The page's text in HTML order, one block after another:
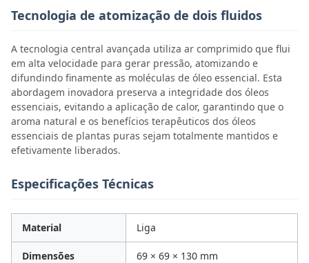
Tecnologia de atomização de dois fluidos
A tecnologia central avançada utiliza ar comprimido que flui
em alta velocidade para gerar pressão, atomizando e
difundindo finamente as moléculas de óleo essencial. Esta
abordagem inovadora preserva a integridade dos óleos
essenciais, evitando a aplicação de calor, garantindo que o
aroma natural e os benefícios terapêuticos dos óleos
essenciais de plantas puras sejam totalmente mantidos e
efetivamente liberados.
Especificações Técnicas
Material Liga
Dimensões 69 × 69 × 130 mm